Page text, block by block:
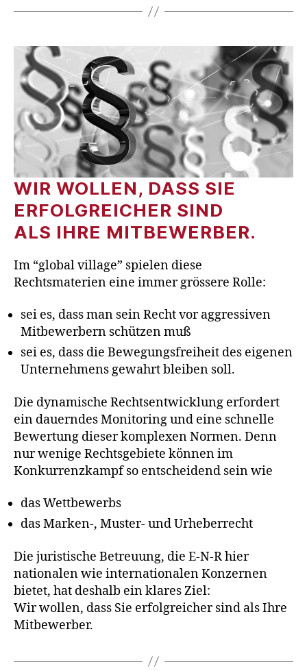
WIR WOLLEN, DASS SIE
ERFOLGREICHER SIND
ALS IHRE MITBEWERBER.
Im “global village” spielen diese
Rechtsmaterien eine immer grössere Rolle:
sei es, dass man sein Recht vor aggressiven
Mitbewerbern schützen muß
sei es, dass die Bewegungsfreiheit des eigenen
Unternehmens gewahrt bleiben soll.
Die dynamische Rechtsentwicklung erfordert
ein dauerndes Monitoring und eine schnelle
Bewertung dieser komplexen Normen. Denn
nur wenige Rechtsgebiete können im
Konkurrenzkampf so entscheidend sein wie
das Wettbewerbs
das Marken-, Muster- und Urheberrecht
Die juristische Betreuung, die E-N-R hier
nationalen wie internationalen Konzernen
bietet, hat deshalb ein klares Ziel:
Wir wollen, dass Sie erfolgreicher sind als Ihre
Mitbewerber.